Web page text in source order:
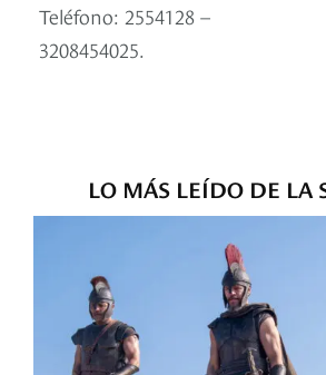
Teléfono: 2554128 –
3208454025.
LO MÁS LEÍDO DE LA